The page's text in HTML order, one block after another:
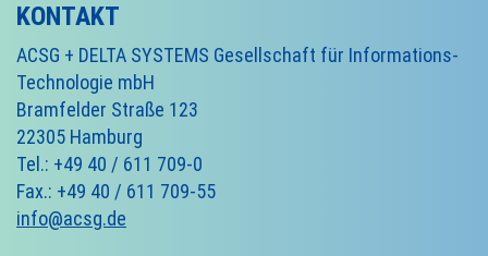
KONTAKT
ACSG + DELTA SYSTEMS Gesellschaft für Informations-
Technologie mbH
Bramfelder Straße 123
22305 Hamburg
Tel.: +49 40 / 611 709-0
Fax.: +49 40 / 611 709-55
info@acsg.de